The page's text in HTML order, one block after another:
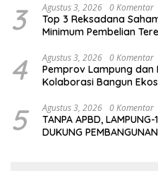
3 Agustus 3, 2026 0 Komentar
Top 3 Reksadana
Minimum Pembelian
4 Agustus 3, 2026 0 Komentar
Pemprov Lampung dan
Kolaborasi Bangun
5 Agustus 3, 2026 0 Komentar
TANPA APBD,
DUKUNG